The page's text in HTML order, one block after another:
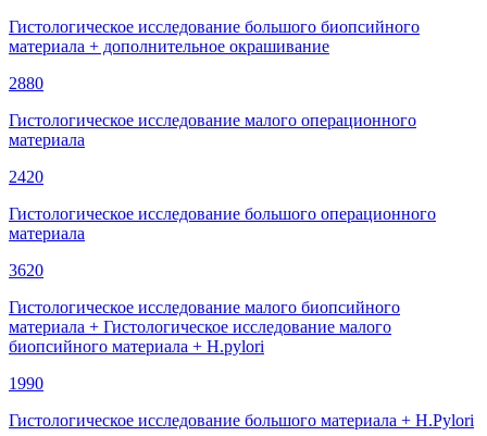
Гистологическое исследование большого биопсийного
материала + дополнительное окрашивание
2880
Гистологическое исследование малого операционного
материала
2420
Гистологическое исследование большого операционного
материала
3620
Гистологическое исследование малого биопсийного
материала + Гистологическое исследование малого
биопсийного материала + H.pylori
1990
Гистологическое исследование большого материала + H.Pylori